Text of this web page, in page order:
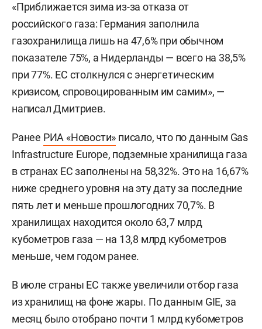
«Приближается зима из-за отказа от
российского газа: Германия заполнила
газохранилища лишь на 47,6% при обычном
показателе 75%, а Нидерланды — всего на 38,5%
при 77%. ЕС столкнулся с энергетическим
кризисом, спровоцированным им самим», —
написал Дмитриев.
Ранее РИА «Новости» писало, что по данным Gas
Infrastructure Europe, подземные хранилища газа
в странах ЕС заполнены на 58,32%. Это на 16,67%
ниже среднего уровня на эту дату за последние
пять лет и меньше прошлогодних 70,7%. В
хранилищах находится около 63,7 млрд
кубометров газа — на 13,8 млрд кубометров
меньше, чем годом ранее.
В июле страны ЕС также увеличили отбор газа
из хранилищ на фоне жары. По данным GIE, за
месяц было отобрано почти 1 млрд кубометров